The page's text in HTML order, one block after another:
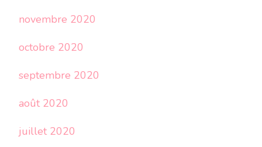
novembre 2020
octobre 2020
septembre 2020
août 2020
juillet 2020